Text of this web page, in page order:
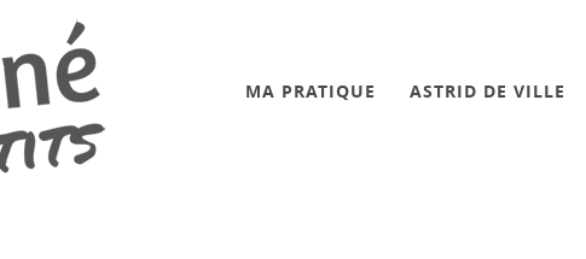
MA PRATIQUE ASTRID DE VILLE